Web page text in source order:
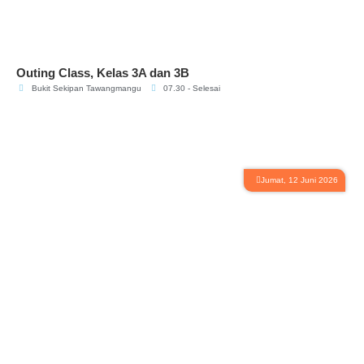
Outing Class, Kelas 3A dan 3B
Bukit Sekipan Tawangmangu 07.30 - Selesai
Jumat, 12 Juni 2026